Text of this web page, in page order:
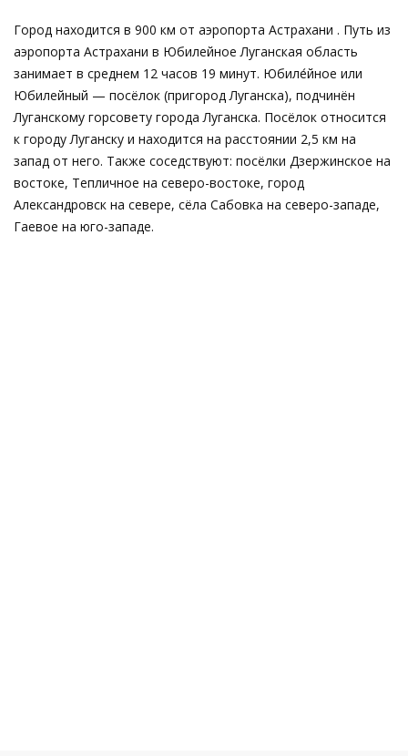
Город находится в 900 км от аэропорта Астрахани . Путь из
аэропорта Астрахани в Юбилейное Луганская область
занимает в среднем 12 часов 19 минут. Юбиле́йное или
Юбилейный — посёлок (пригород Луганска), подчинён
Луганскому горсовету города Луганска. Посёлок относится
к городу Луганску и находится на расстоянии 2,5 км на
запад от него. Также соседствуют: посёлки Дзержинское на
востоке, Тепличное на северо-востоке, город
Александровск на севере, сёла Сабовка на северо-западе,
Гаевое на юго-западе.